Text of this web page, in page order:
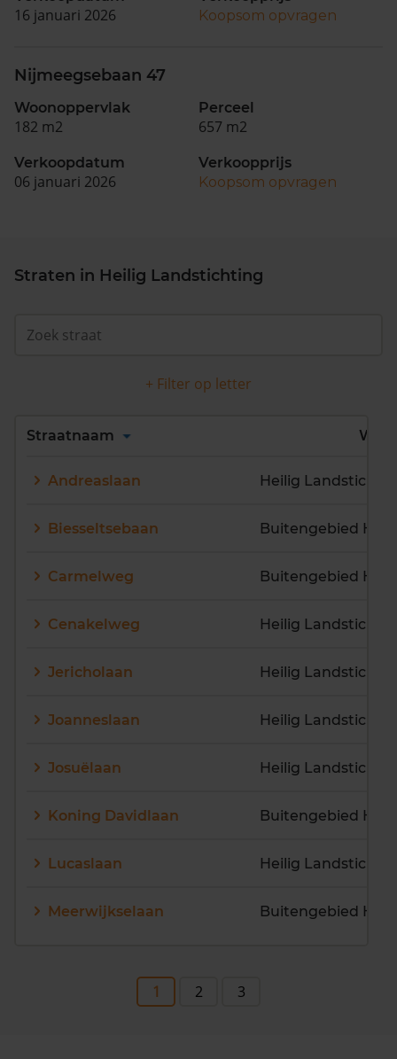
16 januari 2026
Koopsom opvragen
Nijmeegsebaan 47
Woonoppervlak
182 m2
Perceel
657 m2
Verkoopdatum
06 januari 2026
Verkoopprijs
Koopsom opvragen
Straten in Heilig Landstichting
+ Filter op letter
Alles
Q
R U
V
Straatnaam Wijk
Andreaslaan Heilig
Biesseltsebaan
Carmelweg
Cenakelweg Heilig
Jericholaan Heilig
Joanneslaan Heilig
Josuëlaan Heilig
Koning Davidlaan
Lucaslaan Heilig
Meerwijkselaan
1 2 3